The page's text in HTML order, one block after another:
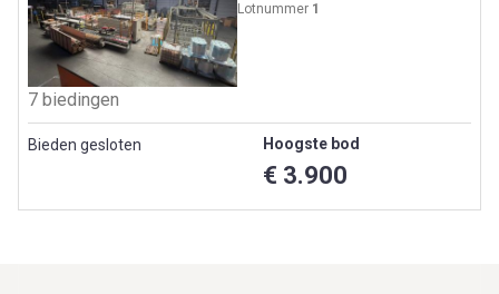
Lotnummer 1
7 biedingen
Bieden gesloten Hoogste bod
€ 3.900